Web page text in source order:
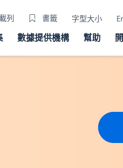
列 書籤 字型大小
數據提供機構 幫助